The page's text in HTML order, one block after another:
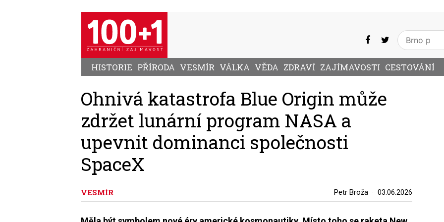
HISTORIE PŘÍRODA VESMÍR VÁLKA VĚDA ZDRAVÍ ZAJÍMAVOSTI CESTOVÁNÍ
Ohnivá katastrofa Blue Origin může
zdržet lunární program NASA a
upevnit dominanci společnosti
SpaceX
VESMÍR Petr Broža 03.06.2026